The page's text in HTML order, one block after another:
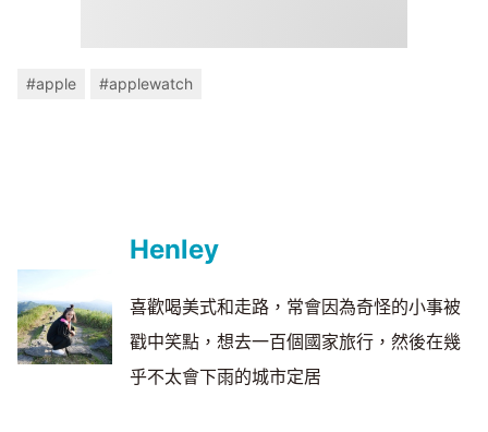
#apple #applewatch
Henley
喜歡喝美式和走路，常會因為奇怪的小事被
戳中笑點，想去一百個國家旅行，然後在幾
乎不太會下雨的城市定居